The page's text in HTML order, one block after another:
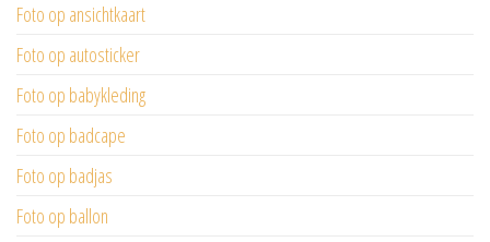
Foto op ansichtkaart
Foto op autosticker
Foto op babykleding
Foto op badcape
Foto op badjas
Foto op ballon